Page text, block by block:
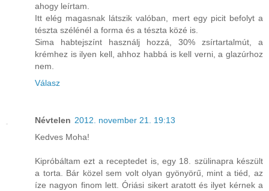
ahogy leírtam.
Itt elég magasnak látszik valóban, mert egy picit befolyt a
tészta szélénél a forma és a tészta közé is.
Sima habtejszínt használj hozzá, 30% zsírtartalmút, a
krémhez is ilyen kell, ahhoz habbá is kell verni, a glazúrhoz
nem.
Válasz
Névtelen 2012. november 21. 19:13
Kedves Moha!
Kipróbáltam ezt a receptedet is, egy 18. szülinapra készült
a torta. Bár közel sem volt olyan gyönyörű, mint a tiéd, az
íze nagyon finom lett. Óriási sikert aratott és ilyet kérnek a